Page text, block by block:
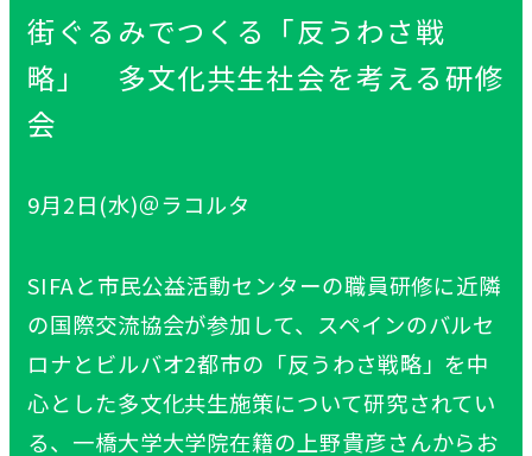
街ぐるみでつくる「反うわさ戦
略」 多文化共生社会を考える研修
会
9月2日(水)＠ラコルタ
SIFAと市民公益活動センターの職員研修に近隣
の国際交流協会が参加して、スペインのバルセ
ロナとビルバオ2都市の「反うわさ戦略」を中
心とした多文化共生施策について研究されてい
る、一橋大学大学院在籍の上野貴彦さんからお